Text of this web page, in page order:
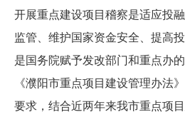
开展重点建设项目稽察是适应投
监管、维护国家资金安全、提高
是国务院赋予发改部门和重点办
《濮阳市重点项目建设管理办法
要求，结合近两年来我市重点项